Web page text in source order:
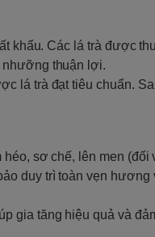
khẩu. Các lá trà được
nhưỡng thuận lợi.
lá trà đạt tiêu chuẩn.
sơ chế, lên men (đối
duy trì toàn vẹn
gia tăng hiệu quả và